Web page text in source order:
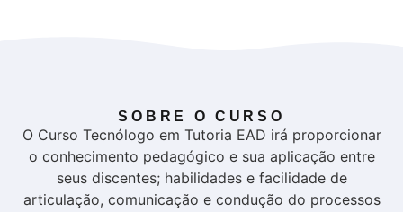
SOBRE O CURSO
O Curso Tecnólogo em Tutoria EAD irá proporcionar
o conhecimento pedagógico e sua aplicação entre
seus discentes; habilidades e facilidade de
articulação, comunicação e condução do processos